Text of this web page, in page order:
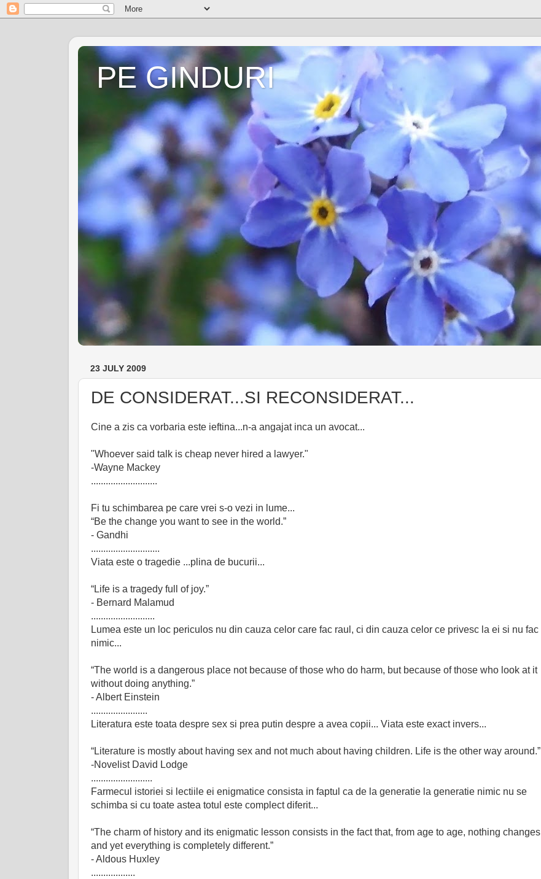
PE GINDURI
23 JULY 2009
DE CONSIDERAT...SI RECONSIDERAT...
Cine a zis ca vorbaria este ieftina...n-a angajat inca un avocat...
"Whoever said talk is cheap never hired a lawyer."
-Wayne Mackey
...........................
Fi tu schimbarea pe care vrei s-o vezi in lume...
“Be the change you want to see in the world.”
- Gandhi
............................
Viata este o tragedie ...plina de bucurii...
“Life is a tragedy full of joy.”
- Bernard Malamud
..........................
Lumea este un loc periculos nu din cauza celor care fac raul, ci din cauza celor ce privesc la ei si nu fac
nimic...
“The world is a dangerous place not because of those who do harm, but because of those who look at it
without doing anything.”
- Albert Einstein
.......................
Literatura este toata despre sex si prea putin despre a avea copii... Viata este exact invers...
“Literature is mostly about having sex and not much about having children. Life is the other way around.”
-Novelist David Lodge
.........................
Farmecul istoriei si lectiile ei enigmatice consista in faptul ca de la generatie la generatie nimic nu se
schimba si cu toate astea totul este complect diferit...
“The charm of history and its enigmatic lesson consists in the fact that, from age to age, nothing changes
and yet everything is completely different.”
- Aldous Huxley
..................